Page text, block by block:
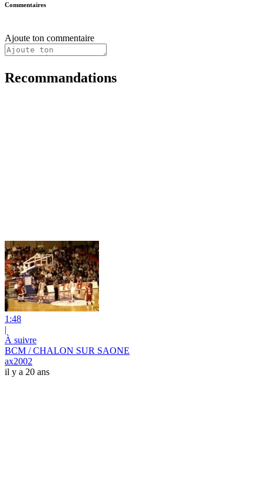
Commentaires
Ajoute ton commentaire
Recommandations
1:48
|
À suivre
BCM / CHALON SUR SAONE
ax2002
il y a 20 ans